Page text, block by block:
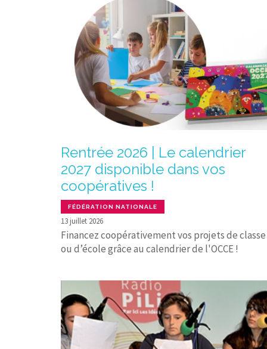
Rentrée 2026 | Le calendrier
2027 disponible dans vos
coopératives !
FÉDÉRATION NATIONALE
13 juillet 2026
Financez coopérativement vos projets de classe
ou d’école grâce au calendrier de l'OCCE !